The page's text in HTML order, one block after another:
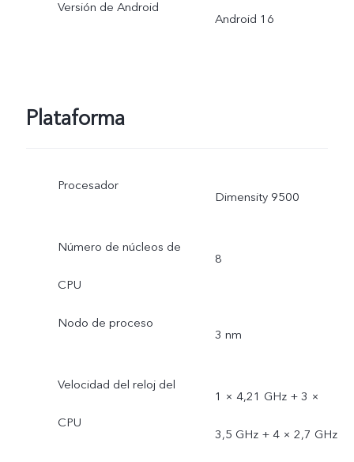
Versión de Android
Android 16
Plataforma
Procesador
Dimensity 9500
Número de núcleos de
CPU
8
Nodo de proceso
3 nm
Velocidad del reloj del
CPU
1 × 4,21 GHz + 3 ×
3,5 GHz + 4 × 2,7 GHz